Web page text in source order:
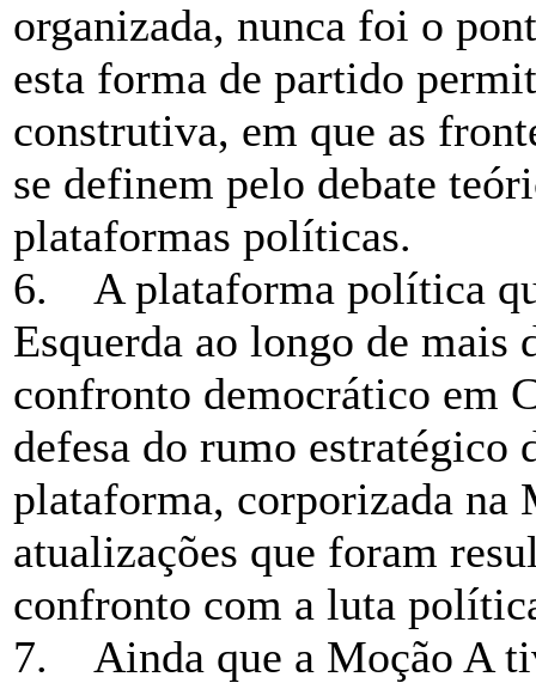
organizada, nunca foi o
esta forma de partido
construtiva, em que as
se definem pelo debate
plataformas políticas.
6. A plataforma política
Esquerda ao longo de mais
confronto democrático em
defesa do rumo estratégico
plataforma, corporizada na
atualizações que foram
confronto com a luta
7. Ainda que a Moção A